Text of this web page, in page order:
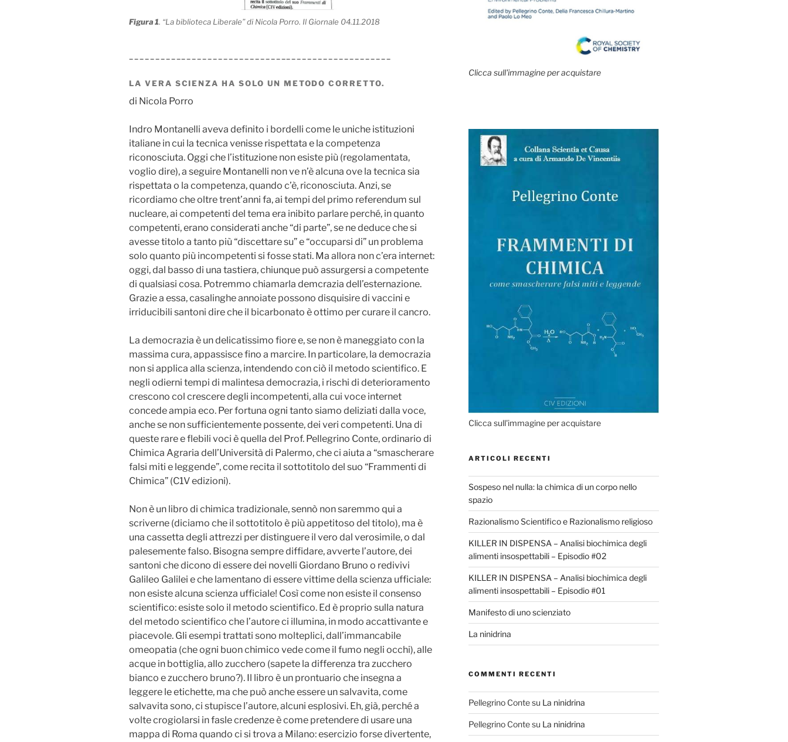
Figura 1. “La biblioteca Liberale” di Nicola Porro. Il Giornale 04.11.2018
LA VERA SCIENZA HA SOLO UN METODO CORRETTO.
di Nicola Porro
Indro Montanelli aveva definito i bordelli come le uniche istituzioni
italiane in cui la tecnica venisse rispettata e la competenza
riconosciuta. Oggi che l’istituzione non esiste più (regolamentata,
voglio dire), a seguire Montanelli non ve n’è alcuna ove la tecnica sia
rispettata o la competenza, quando c’è, riconosciuta. Anzi, se
ricordiamo che oltre trent’anni fa, ai tempi del primo referendum sul
nucleare, ai competenti del tema era inibito parlare perché, in quanto
competenti, erano considerati anche “di parte”, se ne deduce che si
avesse titolo a tanto più “discettare su” e “occuparsi di” un problema
solo quanto più incompetenti si fosse stati. Ma allora non c’era internet:
oggi, dal basso di una tastiera, chiunque può assurgersi a competente
di qualsiasi cosa. Potremmo chiamarla demcrazia dell’esternazione.
Grazie a essa, casalinghe annoiate possono disquisire di vaccini e
irriducibili santoni dire che il bicarbonato è ottimo per curare il cancro.
La democrazia è un delicatissimo fiore e, se non è maneggiato con la
massima cura, appassisce fino a marcire. In particolare, la democrazia
non si applica alla scienza, intendendo con ciò il metodo scientifico. E
negli odierni tempi di malintesa democrazia, i rischi di deterioramento
crescono col crescere degli incompetenti, alla cui voce internet
concede ampia eco. Per fortuna ogni tanto siamo deliziati dalla voce,
anche se non sufficientemente possente, dei veri competenti. Una di
queste rare e flebili voci è quella del Prof. Pellegrino Conte, ordinario di
Chimica Agraria dell’Università di Palermo, che ci aiuta a “smascherare
falsi miti e leggende”, come recita il sottotitolo del suo “Frammenti di
Chimica” (C1V edizioni).
Non è un libro di chimica tradizionale, sennò non saremmo qui a
scriverne (diciamo che il sottotitolo è più appetitoso del titolo), ma è
una cassetta degli attrezzi per distinguere il vero dal verosimile, o dal
palesemente falso. Bisogna sempre diffidare, avverte l’autore, dei
santoni che dicono di essere dei novelli Giordano Bruno o redivivi
Galileo Galilei e che lamentano di essere vittime della scienza ufficiale:
non esiste alcuna scienza ufficiale! Così come non esiste il consenso
scientifico: esiste solo il metodo scientifico. Ed è proprio sulla natura
del metodo scientifico che l’autore ci illumina, in modo accattivante e
piacevole. Gli esempi trattati sono molteplici, dall’immancabile
omeopatia (che ogni buon chimico vede come il fumo negli occhi), alle
acque in bottiglia, allo zucchero (sapete la differenza tra zucchero
bianco e zucchero bruno?). Il libro è un prontuario che insegna a
leggere le etichette, ma che può anche essere un salvavita, come
salvavita sono, ci stupisce l’autore, alcuni esplosivi. Eh, già, perché a
volte crogiolarsi in fasle credenze è come pretendere di usare una
mappa di Roma quando ci si trova a Milano: esercizio forse divertente,
Clicca sull'immagine per acquistare
Clicca sull'immagine per acquistare
ARTICOLI RECENTI
Sospeso nel nulla: la chimica di un corpo nello
spazio
Razionalismo Scientifico e Razionalismo religioso
KILLER IN DISPENSA – Analisi biochimica degli
alimenti insospettabili – Episodio #02
KILLER IN DISPENSA – Analisi biochimica degli
alimenti insospettabili – Episodio #01
Manifesto di uno scienziato
La ninidrina
COMMENTI RECENTI
Pellegrino Contesu La ninidrina
Pellegrino Contesu La ninidrina